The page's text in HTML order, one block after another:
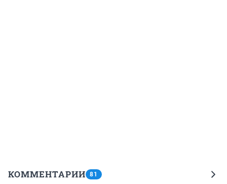
КОММЕНТАРИИ 81